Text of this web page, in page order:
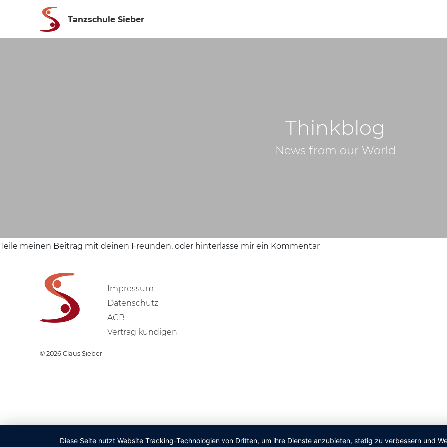
Tanzschule Sieber
Thinkblog
News from our World
Teile meinen Beitrag mit deinen Freunden, oder hinterlasse mir ein Kommentar
Diese Seite nutzt Website Tracking-Technologien von Dritten, um ihre Dienste anzubieten, stetig zu verbessern und
Impressum
Datenschutz
AGB
Vertrag kündigen
© 2026 Claus Sieber